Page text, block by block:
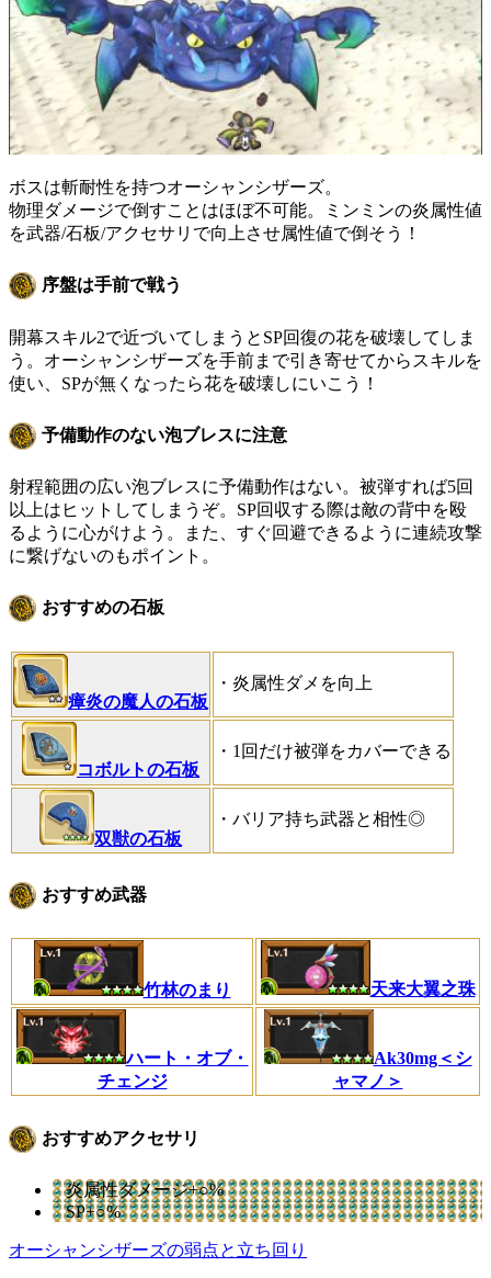
ボスは斬耐性を持つオーシャンシザーズ。
物理ダメージで倒すことはほぼ不可能。ミンミンの炎属性値
を武器/石板/アクセサリで向上させ属性値で倒そう！
序盤は手前で戦う
開幕スキル2で近づいてしまうとSP回復の花を破壊してしま
う。オーシャンシザーズを手前まで引き寄せてからスキルを
使い、SPが無くなったら花を破壊しにいこう！
予備動作のない泡ブレスに注意
射程範囲の広い泡ブレスに予備動作はない。被弾すれば5回
以上はヒットしてしまうぞ。SP回収する際は敵の背中を殴
るように心がけよう。また、すぐ回避できるように連続攻撃
に繋げないのもポイント。
おすすめの石板
瘴炎の魔人の石板
・炎属性ダメを向上
コボルトの石板
・1回だけ被弾をカバーできる
双獣の石板
・バリア持ち武器と相性◎
おすすめ武器
竹林のまり 天来大翼之珠
ハート・オブ・
チェンジ
Ak30mg＜シ
ャマノ＞
おすすめアクセサリ
炎属性ダメージ+○%
SP+○%
オーシャンシザーズの弱点と立ち回り